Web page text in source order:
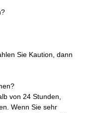
Sie Kaution, dann
von 24 Stunden,
Wenn Sie sehr